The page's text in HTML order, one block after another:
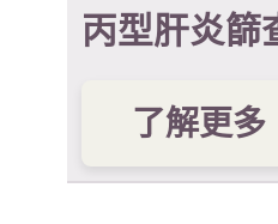
丙型肝炎篩
了解更多